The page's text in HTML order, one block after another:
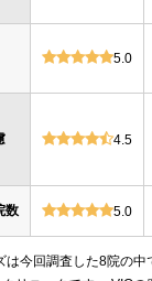
5.0
4.5
数 5.0
は今回調査した8院の中